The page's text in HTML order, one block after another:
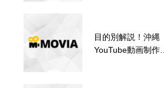
目的別解説！沖縄
YouTube動画制作ガ
反響UP！沖縄
YouTube動画制作の